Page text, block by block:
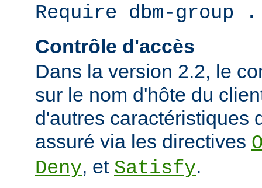
Require dbm-group
Contrôle d'accès
Dans la version 2.2, le
sur le nom d'hôte du
d'autres caractéristiques
assuré via les directives
Deny, et Satisfy.